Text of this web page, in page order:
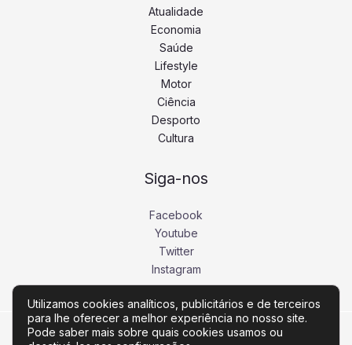
Atualidade
Economia
Saúde
Lifestyle
Motor
Ciência
Desporto
Cultura
Siga-nos
Facebook
Youtube
Twitter
Instagram
Utilizamos cookies analíticos, publicitários e de terceiros
para lhe oferecer a melhor experiência no nosso site.
Pode saber mais sobre quais cookies usamos ou